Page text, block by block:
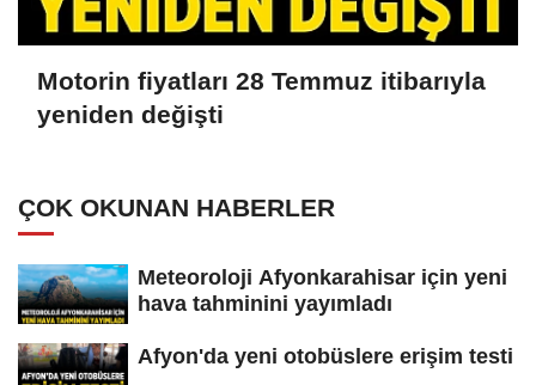
Motorin fiyatları 28 Temmuz itibarıyla
yeniden değişti
ÇOK OKUNAN HABERLER
Meteoroloji Afyonkarahisar için yeni
hava tahminini yayımladı
Afyon'da yeni otobüslere erişim testi